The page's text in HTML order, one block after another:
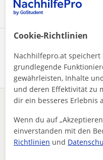
Nachhilfeunterricht Italienisch
Italienisch Mathematik (HAK) für
Cookie-Richtlinien
Nachhilfepro.at speichert
grundlegende
gewährleisten, Inhalte
und deren Effektivität zu
dir ein besseres Erlebnis
Wenn du auf
einverstanden mit den
Richtlinien und